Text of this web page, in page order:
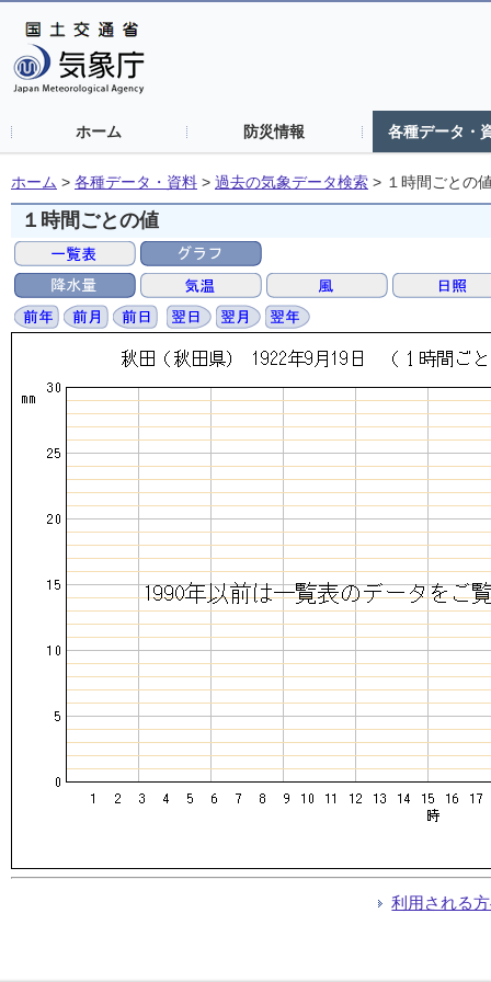
ホーム 防災情報 各種データ・
ホーム > 各種データ・資料 > 過去の気象データ検索 > １時間ごとの
１時間ごとの値
利用される